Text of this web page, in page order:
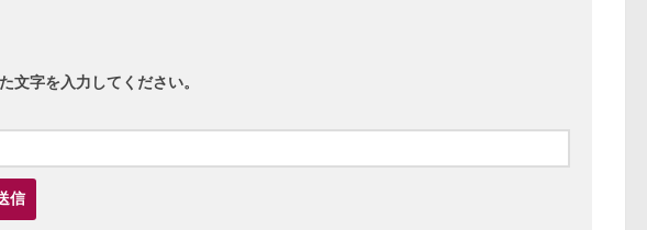
文字を入力してください。